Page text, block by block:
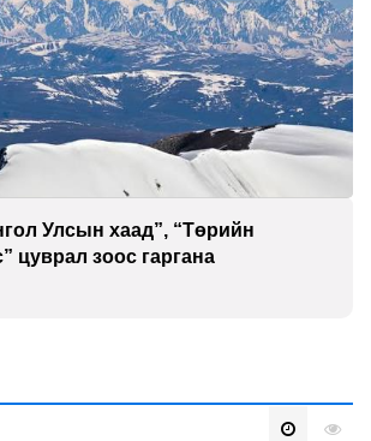
Улсын хаад”, “Төрийн
цуврал зоос гаргана